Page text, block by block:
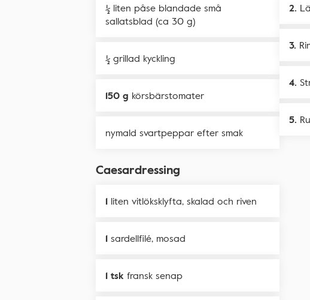
½ liten påse blandade små
sallatsblad (ca 30 g)
½ grillad kyckling
150 g körsbärstomater
nymald svartpeppar efter smak
Caesardressing
1 liten vitlöksklyfta, skalad och riven
1 sardellfilé, mosad
1 tsk fransk senap